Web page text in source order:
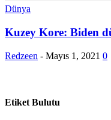
Dünya
Kuzey Kore: Biden
Redzeen - Mayıs 1, 2021 0
Etiket Bulutu